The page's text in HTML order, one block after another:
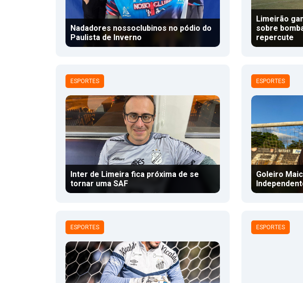
Nadadores nossoclubinos no pódio do
Paulista de Inverno
Limeirão
sobre
repercute
ESPORTES
Inter de Limeira fica próxima de se
tornar uma SAF
ESPORTES
Goleiro
ESPORTES ESPORTES